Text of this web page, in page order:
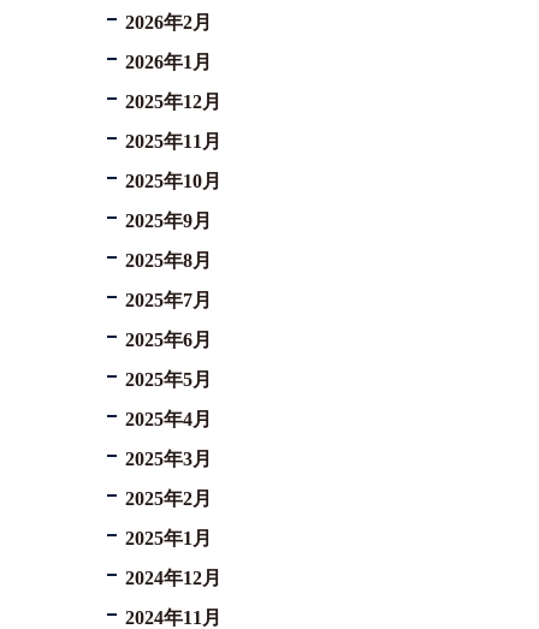
2026年2月
2026年1月
2025年12月
2025年11月
2025年10月
2025年9月
2025年8月
2025年7月
2025年6月
2025年5月
2025年4月
2025年3月
2025年2月
2025年1月
2024年12月
2024年11月